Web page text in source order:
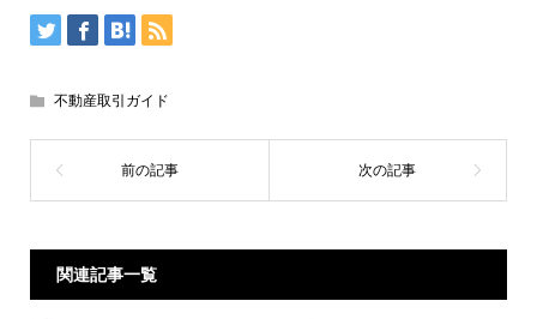
不動産取引ガイド
関連記事一覧